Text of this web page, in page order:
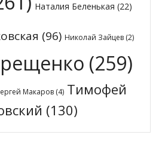
Наталия Беленькая (22)
(96) Николай Зайцев (2)
(259)
Макаров (4) Тимофей
(130)